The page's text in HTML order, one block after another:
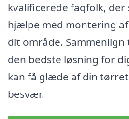
kvalificerede fagfolk, der
hjælpe med montering
dit område.
den bedste løsning for
kan få glæde af din
besvær.